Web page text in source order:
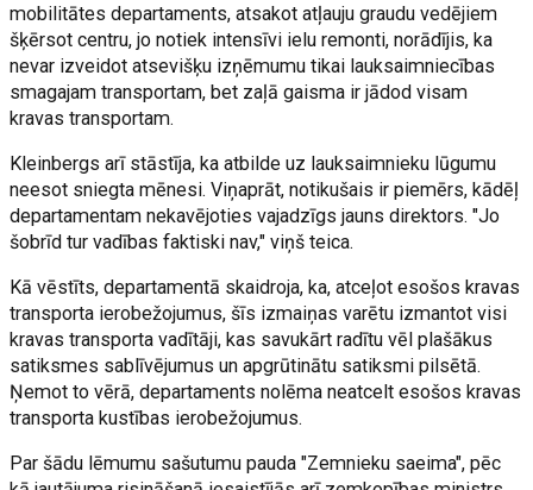
mobilitātes departaments, atsakot atļauju graudu vedējiem
šķērsot centru, jo notiek intensīvi ielu remonti, norādījis, ka
nevar izveidot atsevišķu izņēmumu tikai lauksaimniecības
smagajam transportam, bet zaļā gaisma ir jādod visam
kravas transportam.
Kleinbergs arī stāstīja, ka atbilde uz lauksaimnieku lūgumu
neesot sniegta mēnesi. Viņaprāt, notikušais ir piemērs, kādēļ
departamentam nekavējoties vajadzīgs jauns direktors. "Jo
šobrīd tur vadības faktiski nav," viņš teica.
Kā vēstīts, departamentā skaidroja, ka, atceļot esošos kravas
transporta ierobežojumus, šīs izmaiņas varētu izmantot visi
kravas transporta vadītāji, kas savukārt radītu vēl plašākus
satiksmes sablīvējumus un apgrūtinātu satiksmi pilsētā.
Ņemot to vērā, departaments nolēma neatcelt esošos kravas
transporta kustības ierobežojumus.
Par šādu lēmumu sašutumu pauda "Zemnieku saeima", pēc